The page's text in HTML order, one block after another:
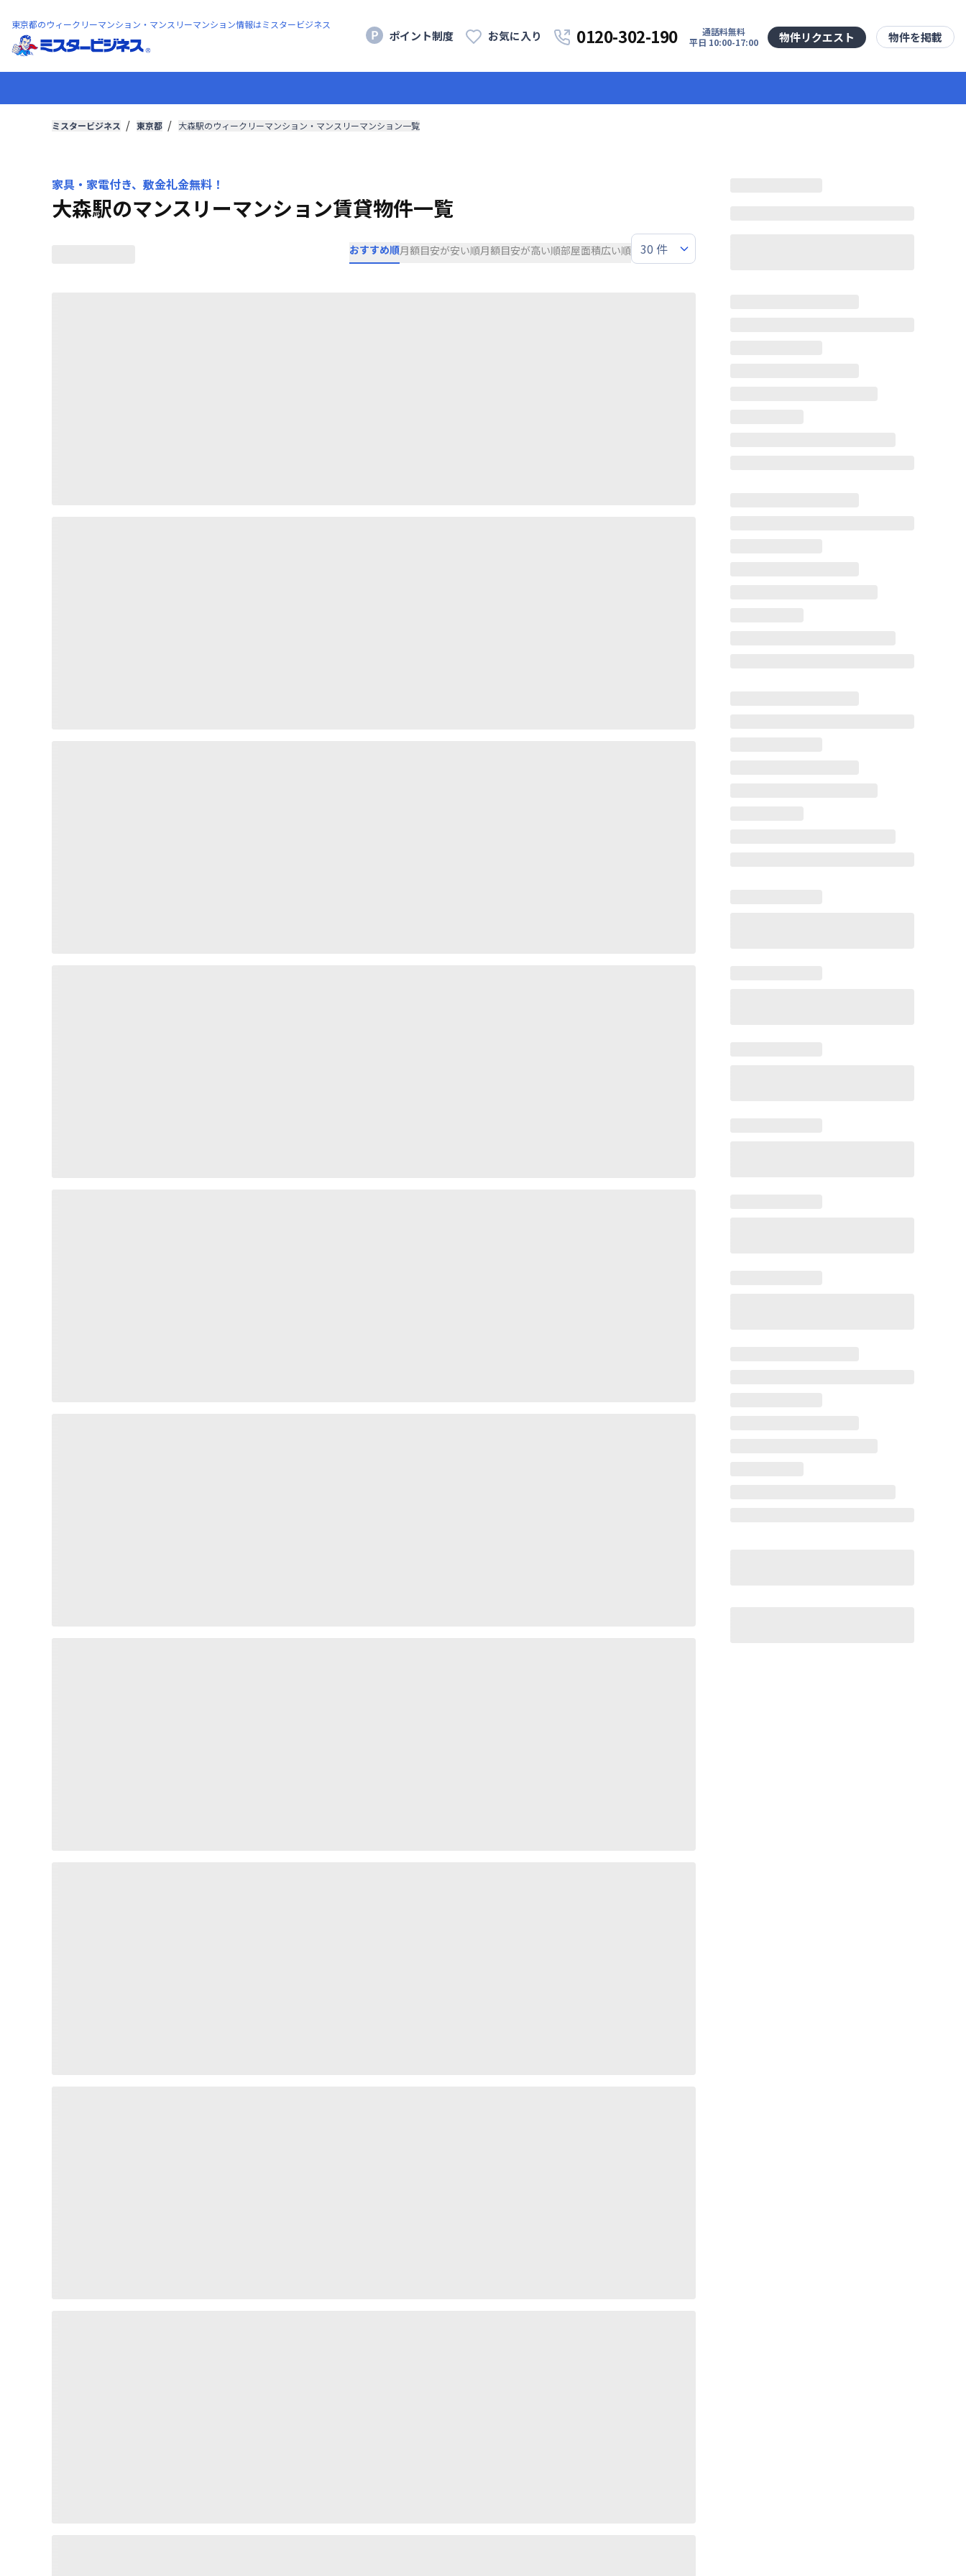
東京都のウィークリーマンション・マンスリーマンション情報はミスタービジネス
ポイント制度 お気に入り 0120-302-190
通話料無料
平日 10:00-17:00
物件リクエスト 物件を掲載
ミスタービジネス 東京都 大森駅のウィークリーマンション・マンスリーマンション一覧
家具・家電付き、敷金礼金無料！
大森駅のマンスリーマンション賃貸物件一覧
おすすめ順月額目安が安い順月額目安が高い順部屋面積広い順